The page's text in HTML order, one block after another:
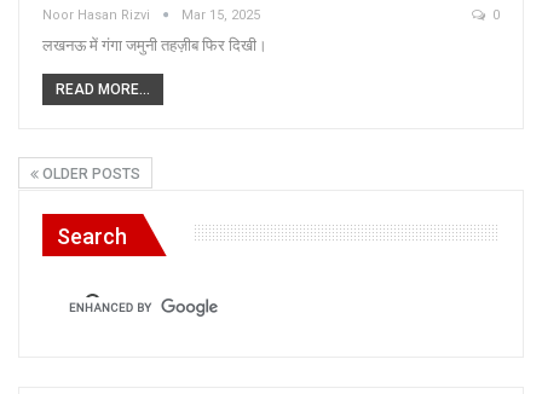
Noor Hasan Rizvi Mar 15, 2025 0
लखनऊ में गंगा जमुनी तहज़ीब फिर दिखी।
READ MORE...
OLDER POSTS
Search